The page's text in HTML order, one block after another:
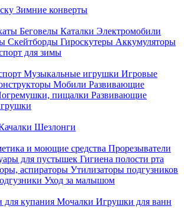
Зимние конверты
Беговелы Каталки Электромобили
Скейтборды Гироскутеры Аккумуляторы
для зимы
Музыкальные игрушки Игровые
Мобили Развивающие
пищалки Развивающие
Шезлонги
и моющие средства Прорезыватели
для пустышек Гигиена полости рта
аспираторы Утилизаторы подгузников
Уход за малышом
для купания Мочалки Игрушки для ванн